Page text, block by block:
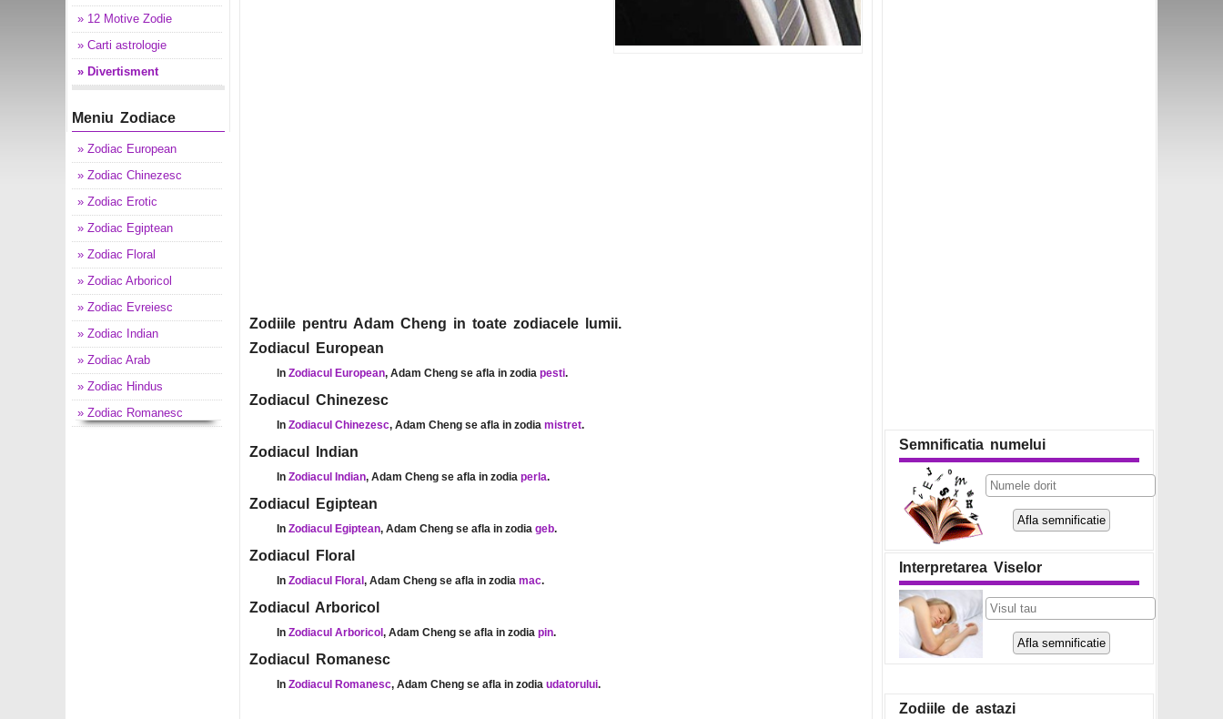
» 12 Motive Zodie
» Carti astrologie
» Divertisment
Meniu Zodiace
» Zodiac European
» Zodiac Chinezesc
» Zodiac Erotic
» Zodiac Egiptean
» Zodiac Floral
» Zodiac Arboricol
» Zodiac Evreiesc
» Zodiac Indian
» Zodiac Arab
» Zodiac Hindus
» Zodiac Romanesc
Zodiile pentru Adam Cheng in toate zodiacele lumii.
Zodiacul European
In Zodiacul European, Adam Cheng se afla in zodia pesti.
Zodiacul Chinezesc
In Zodiacul Chinezesc, Adam Cheng se afla in zodia mistret.
Zodiacul Indian
In Zodiacul Indian, Adam Cheng se afla in zodia perla.
Zodiacul Egiptean
In Zodiacul Egiptean, Adam Cheng se afla in zodia geb.
Zodiacul Floral
In Zodiacul Floral , Adam Cheng se afla in zodia mac.
Zodiacul Arboricol
In Zodiacul Arboricol , Adam Cheng se afla in zodia pin.
Zodiacul Romanesc
In Zodiacul Romanesc, Adam Cheng se afla in zodia udatorului.
Semnificatia numelui
Interpretarea Viselor
Zodiile de astazi